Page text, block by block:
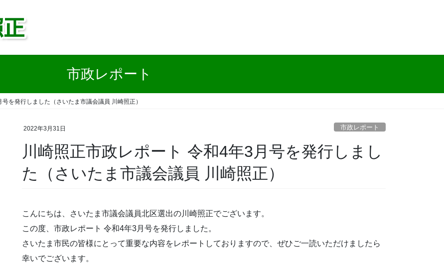
市政レポート
を発行しました（さいたま市議会議員 川崎照正）
2022年3月31日 市政レポート
川崎照正市政レポート 令和4年3月号を発行しまし
た（さいたま市議会議員 川崎照正）
こんにちは、さいたま市議会議員北区選出の川崎照正でございます。
この度、市政レポート 令和4年3月号を発行しました。
さいたま市民の皆様にとって重要な内容をレポートしておりますので、ぜひご一読いただけましたら
幸いでございます。